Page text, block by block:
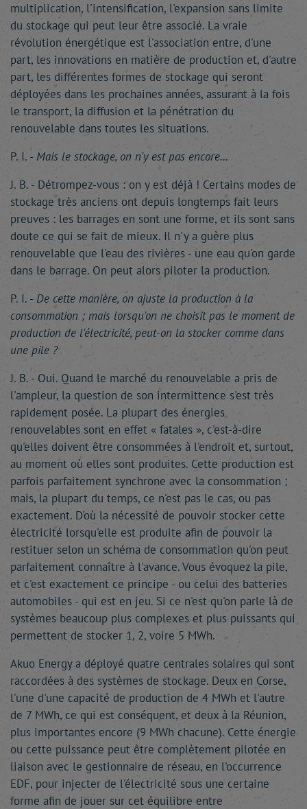
multiplication, l'intensification, l'expansion sans limite
du stockage qui peut leur être associé. La vraie
révolution énergétique est l'association entre, d'une
part, les innovations en matière de production et, d'autre
part, les différentes formes de stockage qui seront
déployées dans les prochaines années, assurant à la fois
le transport, la diffusion et la pénétration du
renouvelable dans toutes les situations.
P. I. - Mais le stockage, on n'y est pas encore...
J. B. - Détrompez-vous : on y est déjà ! Certains modes de
stockage très anciens ont depuis longtemps fait leurs
preuves : les barrages en sont une forme, et ils sont sans
doute ce qui se fait de mieux. Il n'y a guère plus
renouvelable que l'eau des rivières - une eau qu'on garde
dans le barrage. On peut alors piloter la production.
P. I. - De cette manière, on ajuste la production à la
consommation ; mais lorsqu'on ne choisit pas le moment de
production de l'électricité, peut-on la stocker comme dans
une pile ?
J. B. - Oui. Quand le marché du renouvelable a pris de
l'ampleur, la question de son intermittence s'est très
rapidement posée. La plupart des énergies
renouvelables sont en effet « fatales », c'est-à-dire
qu'elles doivent être consommées à l'endroit et, surtout,
au moment où elles sont produites. Cette production est
parfois parfaitement synchrone avec la consommation ;
mais, la plupart du temps, ce n'est pas le cas, ou pas
exactement. D'où la nécessité de pouvoir stocker cette
électricité lorsqu'elle est produite afin de pouvoir la
restituer selon un schéma de consommation qu'on peut
parfaitement connaître à l'avance. Vous évoquez la pile,
et c'est exactement ce principe - ou celui des batteries
automobiles - qui est en jeu. Si ce n'est qu'on parle là de
systèmes beaucoup plus complexes et plus puissants qui
permettent de stocker 1, 2, voire 5 MWh.
Akuo Energy a déployé quatre centrales solaires qui sont
raccordées à des systèmes de stockage. Deux en Corse,
l'une d'une capacité de production de 4 MWh et l'autre
de 7 MWh, ce qui est conséquent, et deux à la Réunion,
plus importantes encore (9 MWh chacune). Cette énergie
ou cette puissance peut être complètement pilotée en
liaison avec le gestionnaire de réseau, en l'occurrence
EDF, pour injecter de l'électricité sous une certaine
forme afin de jouer sur cet équilibre entre